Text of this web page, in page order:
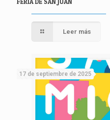
FERIA DE SAN JUAN
Leer más
17 de septiembre de 2025